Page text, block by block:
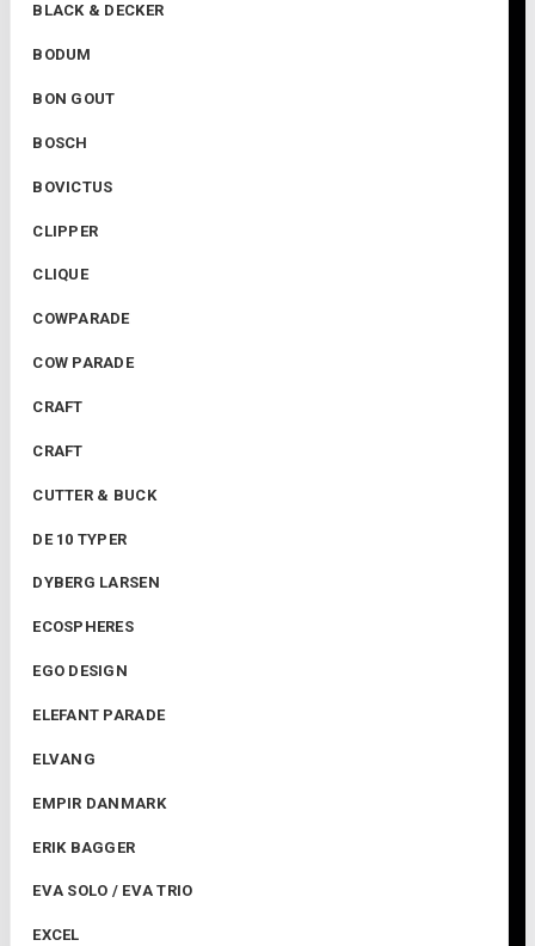
BLACK & DECKER
BODUM
BON GOUT
BOSCH
BOVICTUS
CLIPPER
CLIQUE
COWPARADE
COW PARADE
CRAFT
CRAFT
CUTTER & BUCK
DE 10 TYPER
DYBERG LARSEN
ECOSPHERES
EGO DESIGN
ELEFANT PARADE
ELVANG
EMPIR DANMARK
ERIK BAGGER
EVA SOLO / EVA TRIO
EXCEL